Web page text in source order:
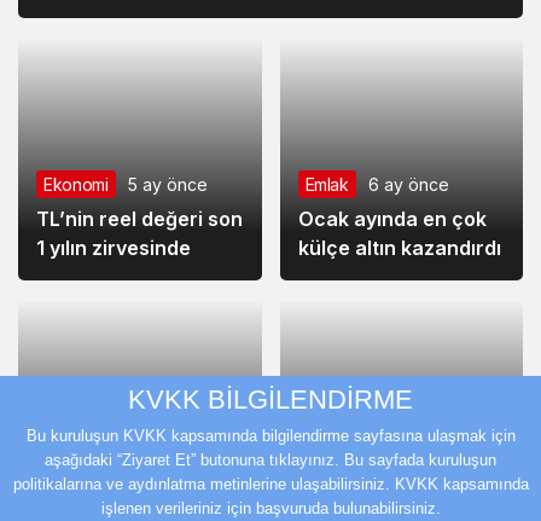
Ekonomi 5 ay önce
TL’nin reel değeri son
1 yılın zirvesinde
Emlak 6 ay önce
Ocak ayında en çok
külçe altın kazandırdı
Ekonomi 7 ay önce
Aylık en yüksek reel
getiri DİBS’te oldu
Ekim ayında en
yüksek reel getiri
külçe altında
KVKK BİLGİLENDİRME
Bu kuruluşun KVKK kapsamında bilgilendirme sayfasına ulaşmak için
aşağıdaki “Ziyaret Et” butonuna tıklayınız. Bu sayfada kuruluşun
politikalarına ve aydınlatma metinlerine ulaşabilirsiniz. KVKK kapsamında
işlenen verileriniz için başvuruda bulunabilirsiniz.